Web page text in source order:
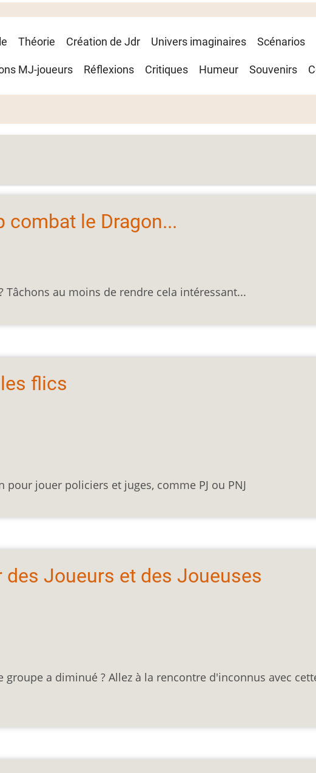
Théorie Création de Jdr Univers imaginaires Scénarios
MJ-joueurs Réflexions Critiques Humeur Souvenirs
combat le Dragon...
Tâchons au moins de rendre cela intéressant...
flics
pour jouer policiers et juges, comme PJ ou PNJ
des Joueurs et des Joueuses
groupe a diminué ? Allez à la rencontre d'inconnus avec